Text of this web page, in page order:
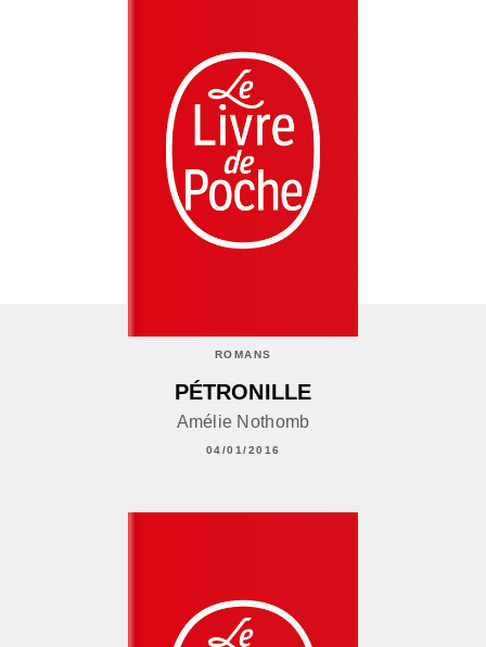
ROMANS
PÉTRONILLE
Amélie Nothomb
04/01/2016